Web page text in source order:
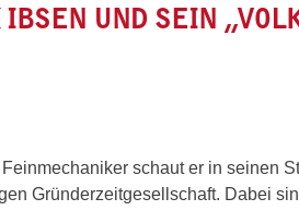
UND SEIN
schaut er in seinen
Gründerzeitgesellschaft. Dabei